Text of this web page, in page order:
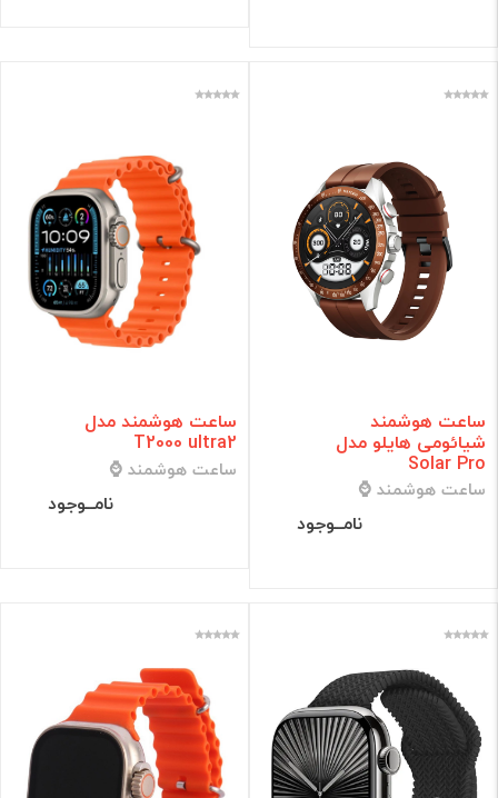
ساعت هوشمند
شیائومی هایلو مدل
Solar Pro
ساعت هوشمند ⌚
نامــوجود
ساعت هوشمند مدل
T2000 ultra2
ساعت هوشمند ⌚
نامــوجود